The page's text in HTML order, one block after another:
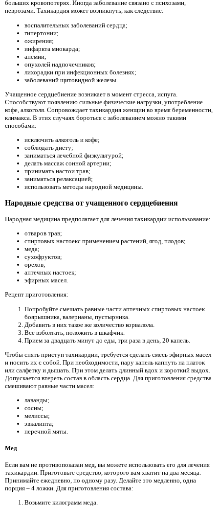
больших кровопотерях. Иногда заболевание связано с психозами,
неврозами. Тахикардия может возникнуть, как следствие:
воспалительных заболеваний сердца;
гипертонии;
ожирения;
инфаркта миокарда;
анемии;
опухолей надпочечников;
лихорадки при инфекционных болезнях;
заболеваний щитовидной железы.
Учащенное сердцебиение возникает в момент стресса, испуга.
Способствуют появлению сильные физические нагрузки, употребление
кофе, алкоголя. Сопровождает тахикардия женщин во время беременности,
климакса. В этих случаях бороться с заболеванием можно такими
способами:
исключить алкоголь и кофе;
соблюдать диету;
заниматься лечебной физкультурой;
делать массаж сонной артерии;
принимать настои трав;
заниматься релаксацией;
использовать методы народной медицины.
Народные средства от учащенного сердцебиения
Народная медицина предполагает для лечения тахикардии использование:
отваров трав;
спиртовых настоек­с применением растений, ягод, плодов;
меда;
сухофруктов;
орехов;
аптечных настоек;
эфирных масел.
Рецепт приготовления:
Попробуйте смешать равные части аптечных спиртовых настоек
боярышника, валерианы, пустырника.
Добавить в них такое же количество корвалола.
Все взболтать, положить в шкафчик.
Прием за двадцать минут до еды, три раза в день, 20 капель.
Чтобы снять приступ тахикардии, требуется сделать смесь эфирных масел
и носить их с собой. При необходимости, пару капель капнуть на платок
или салфетку и дышать. При этом делать длинный вдох и короткий выдох.
Допускается втереть состав в область сердца. Для приготовления средства
смешивают равные части масел:
лаванды;
сосны;
мелиссы;
эвкалипта;
перечной мяты.
Мед
Если вам не противопоказан мед, вы можете использовать его для лечения
тахикардии. Приготовьте средство, которого вам хватит на два месяца.
Принимайте ежедневно, по одному разу. Делайте это медленно, одна
порция – 4 ложки. Для приготовления состава:
Возьмите килограмм меда.